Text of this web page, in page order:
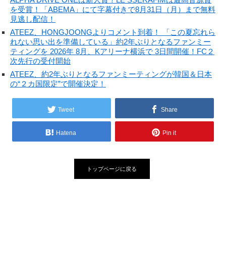
を受賞！「ABEMA」にて字幕付きで8月31日（月）まで無料
見逃し配信！
ATEEZ、HONGJOONGよりコメント到着！ 「この夏忘れら
れない思い出を準備している」約2年ぶりとなるファンミー
ティングを 2026年 8月、Kアリーナ横浜で 3日間開催！FC２
次先行の受付開始
ATEEZ、約2年ぶりとなるファンミーティングが韓国＆日本
の“２カ国限定”で開催決定！
Tweet Share
Hatena Pin it
トップページに戻る